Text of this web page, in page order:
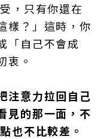
，只有你還在
樣？」這時，你
「自己不會成
衷。
注意力拉回自己
見的那一面，不
也不比較差。